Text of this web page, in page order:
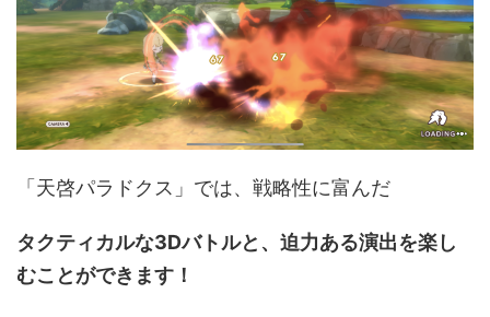
「天啓パラドクス」では、戦略性に富んだ
タクティカルな3Dバトルと、迫力ある演出を楽し
むことができます！